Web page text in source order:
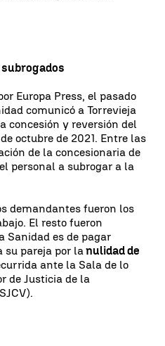
Europa Press, el pasado
comunicó a Torrevieja
concesión y reversión del
octubre de 2021. Entre las
de la concesionaria de
personal a subrogar a la
demandantes fueron los
El resto fueron
Sanidad es de pagar
su pareja por la nulidad de
ante la Sala de lo
de Justicia de la